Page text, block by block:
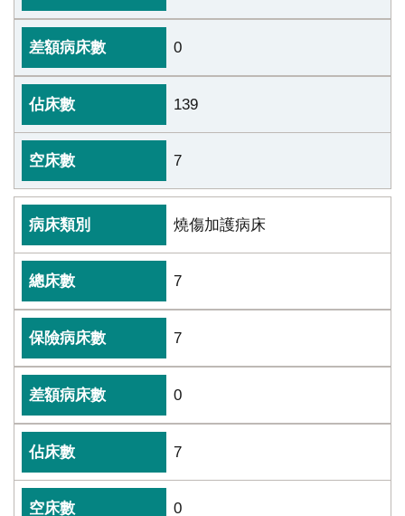
n
g
s
究
受
試
者
申
訴
諮
詢
資
0
139
7
燒傷加護病床
7
7
0
7
0